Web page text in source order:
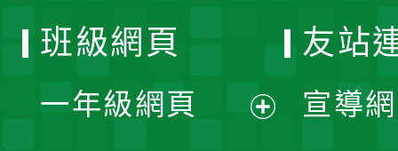
班級網頁
一年級網頁
友站
宣導